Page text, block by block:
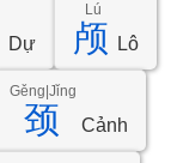
Dự 颅
Lú
Lô
颈
Gěng|Jǐng
Cảnh